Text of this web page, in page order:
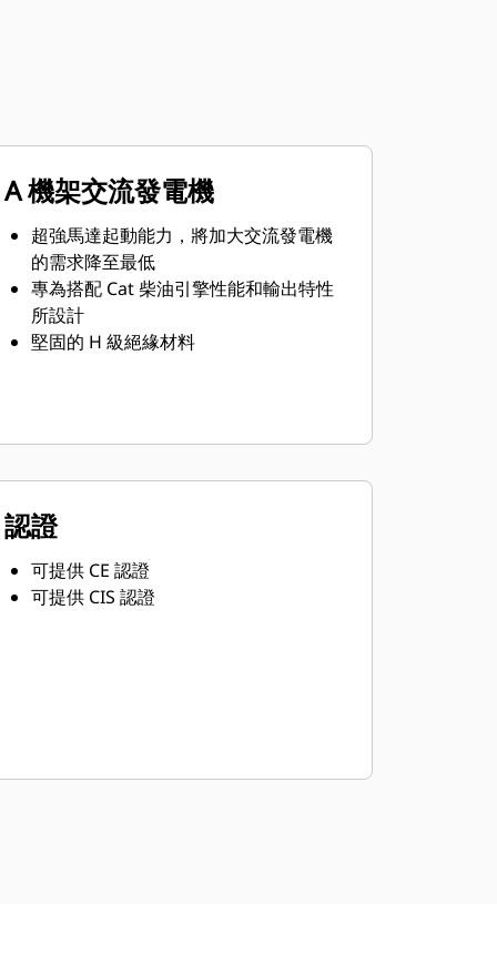
A 機架交流發電機
超強馬達起動能力，將加大交流發電機
的需求降至最低
專為搭配 Cat 柴油引擎性能和輸出特性
所設計
堅固的 H 級絕緣材料
認證
可提供 CE 認證
可提供 CIS 認證